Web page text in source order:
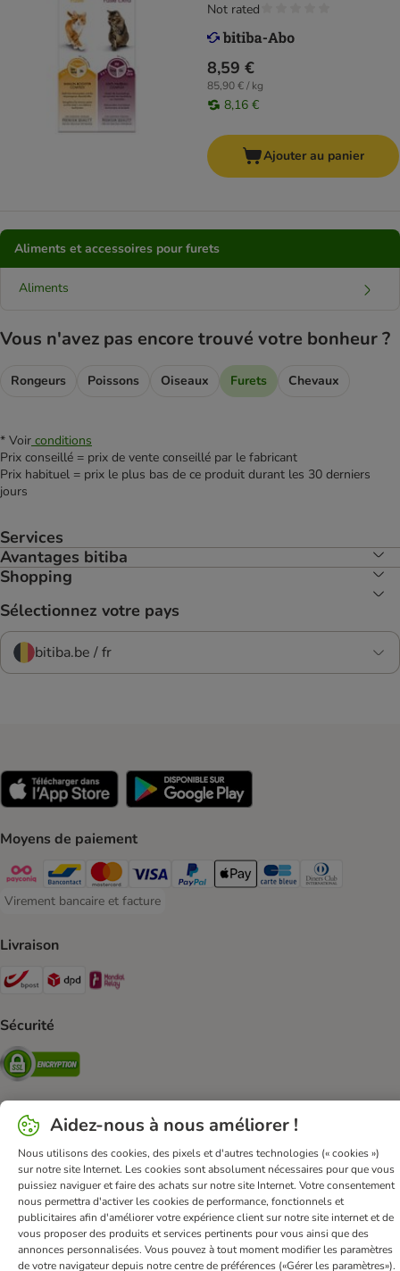
8,59 €
85,90 € / kg
8,16 €
Not rated
Ajouter au panier
Aliments et accessoires pour furets
Aliments
Vous n'avez pas encore trouvé votre bonheur ?
Rongeurs Poissons Oiseaux Furets Chevaux
* Voir conditions
Prix conseillé = prix de vente conseillé par le fabricant
Prix habituel = prix le plus bas de ce produit durant les 30 derniers
jours
Services
Avantages bitiba
Shopping
Sélectionnez votre pays
bitiba.be / fr
Moyens de paiement
Payconiq Payment Method
Bancontact Payment Method
Mastercard Payment Method
Visa Payment Method
Paypal Payment Method
Apple Pay Payment Method
Carte bleue Payment
Diners club
Virement bancaire et facture
Virement bancaire et facture Payment Method
Livraison
Bpost Shipping Method
DPD Shipping Method
Sécurité
Security
Mentions légales
Sécurité et confidentialité
Dispositions sur l’élimination des déchets
Frais et délai de livraison
Modes de paiement
Renoncer au contrat ici
Programme de fidélité
Application mobile
Programme d'affiliation
Aidez-nous à nous améliorer !
Nous utilisons des cookies, des pixels et d'autres technologies (« cookies »)
sur notre site Internet. Les cookies sont absolument nécessaires pour que vous
puissiez naviguer et faire des achats sur notre site Internet. Votre consentement
nous permettra d'activer les cookies de performance, fonctionnels et
publicitaires afin d'améliorer votre expérience client sur notre site internet et de
vous proposer des produits et services pertinents pour vous ainsi que des
annonces personnalisées. Vous pouvez à tout moment modifier les paramètres
de votre navigateur depuis notre centre de préférences («Gérer les paramètres»).